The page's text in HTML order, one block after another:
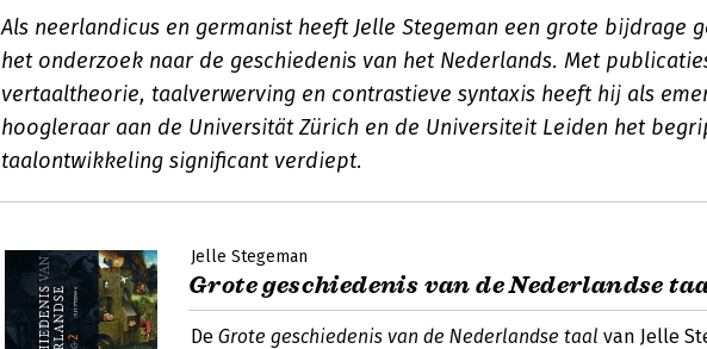
Als neerlandicus en germanist heeft Jelle Stegeman een grote bijdrage
het onderzoek naar de geschiedenis van het Nederlands. Met
vertaaltheorie, taalverwerving en contrastieve syntaxis heeft hij als
hoogleraar aan de Universität Zürich en de Universiteit Leiden het
taalontwikkeling significant verdiept.
Jelle Stegeman
Grote geschiedenis van de Nederlandse
De Grote geschiedenis van de Nederlandse taal van Jelle